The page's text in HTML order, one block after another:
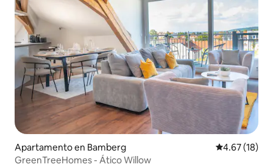
Apartamento en Bamberg Calificación
4.67 (18)
GreenTreeHomes - Ático Willow